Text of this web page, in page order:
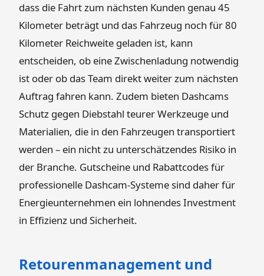
dass die Fahrt zum nächsten Kunden genau 45
Kilometer beträgt und das Fahrzeug noch für 80
Kilometer Reichweite geladen ist, kann
entscheiden, ob eine Zwischenladung notwendig
ist oder ob das Team direkt weiter zum nächsten
Auftrag fahren kann. Zudem bieten Dashcams
Schutz gegen Diebstahl teurer Werkzeuge und
Materialien, die in den Fahrzeugen transportiert
werden – ein nicht zu unterschätzendes Risiko in
der Branche. Gutscheine und Rabattcodes für
professionelle Dashcam-Systeme sind daher für
Energieunternehmen ein lohnendes Investment
in Effizienz und Sicherheit.
Retourenmanagement und